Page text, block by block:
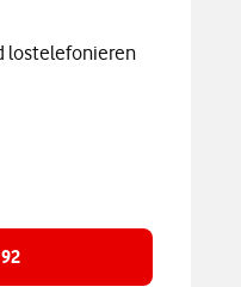
lostelefonieren